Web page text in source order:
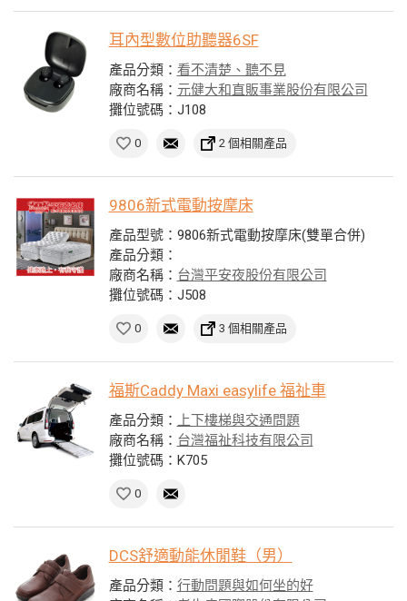
耳內型數位助聽器6SF
產品分類： 看不清楚、聽不見
廠商名稱： 元健大和直販事業股份有限公司
攤位號碼：J108
0 2 個相關產品
9806新式電動按摩床
產品型號：9806新式電動按摩床(雙單合併)
產品分類：
廠商名稱： 台灣平安夜股份有限公司
攤位號碼：J508
0 3 個相關產品
福斯Caddy Maxi easylife 福祉車
產品分類：
上下樓梯與交通問題
廠商名稱： 台灣福祉科技有限公司
攤位號碼：K705
0
DCS舒適動能休閒鞋（男）
產品分類： 行動問題與如何坐的好